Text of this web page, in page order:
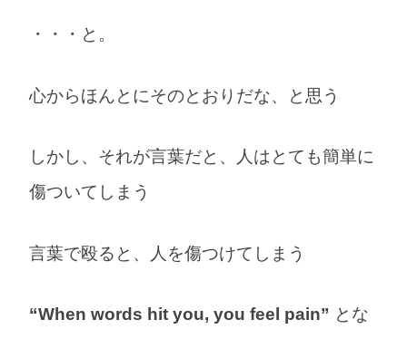
・・・と。
心からほんとにそのとおりだな、と思う
しかし、それが言葉だと、人はとても簡単に
傷ついてしまう
言葉で殴ると、人を傷つけてしまう
“When words hit you, you feel pain” とな